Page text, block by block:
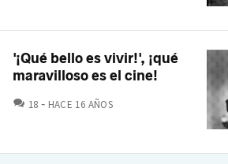
'¡Qué bello es vivir!', ¡qué
maravilloso es el cine!
18 COMENTARIOS
HACE 16 AÑOS